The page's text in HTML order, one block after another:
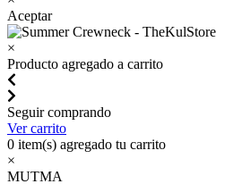
Aceptar
×
Producto agregado a carrito
Seguir comprando
Ver carrito
0 item(s) agregado tu carrito
×
MUTMA